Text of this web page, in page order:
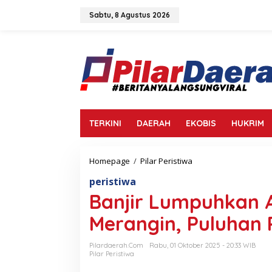
Sabtu, 8 Agustus 2026
TERKINI DAERAH EKOBIS HUKRIM
Homepage / Pilar Peristiwa
i
r
L
m
peristiwa
Banjir Lumpuhkan
Merangin, Puluhan
Pilardaerah.com
Rabu, 01 Oktober 2025 - 20:33 WIB
Pilar Peristiwa